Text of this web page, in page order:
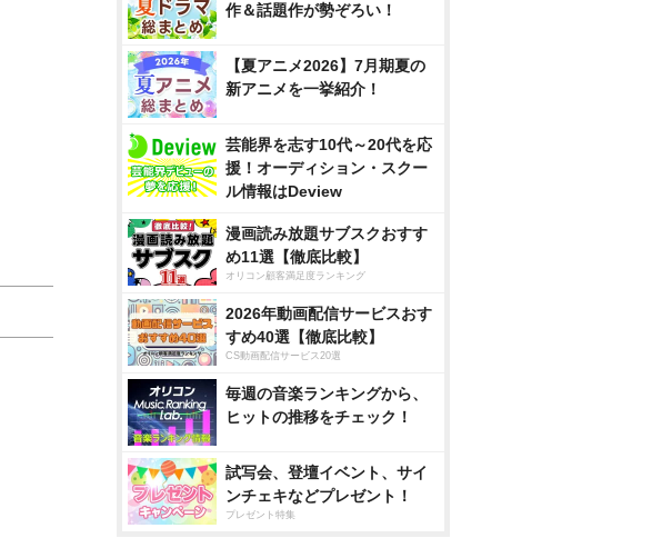
作＆話題作が勢ぞろい！
【夏アニメ2026】7月期夏の
新アニメを一挙紹介！
芸能界を志す10代～20代を応
援！オーディション・スクー
ル情報はDeview
漫画読み放題サブスクおすす
め11選【徹底比較】
オリコン顧客満足度ランキング
2026年動画配信サービスおす
すめ40選【徹底比較】
CS動画配信サービス20選
毎週の音楽ランキングから、
ヒットの推移をチェック！
試写会、登壇イベント、サイ
ンチェキなどプレゼント！
プレゼント特集